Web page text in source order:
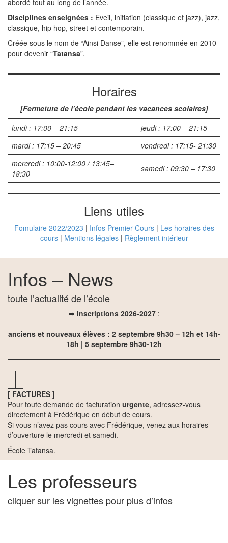
Disciplines enseignées : Eveil, initiation (classique et jazz), jazz,
classique, hip hop, street et contemporain.
Créée sous le nom de “Ainsi Danse”, elle est renommée en 2010
pour devenir “Tatansa”.
Horaires
[Fermeture de l’école pendant les vacances scolaires]
lundi : 17:00 – 21:15
jeudi : 17:00 – 21:15
mardi : 17:15 – 20:45
vendredi : 17:15- 21:30
mercredi : 10:00-12:00 / 13:45–
18:30
samedi : 09:30 – 17:30
Liens utiles
Fomulaire 2022/2023 | Infos Premier Cours| Les horaires des
cours| Mentions légales| Règlement intérieur
Infos – News
toute l’actualité de l’école
➡ Inscriptions 2026-2027:
anciens et nouveaux élèves : 2 septembre 9h30 – 12h et 14h-
18h | 5 septembre 9h30-12h
[ FACTURES ]
Pour toute demande de facturation urgente, adressez-vous
directement à Frédérique en début de cours.
Si vous n’avez pas cours avec Frédérique, venez aux horaires
d’ouverture le mercredi et samedi.
École Tatansa.
Les professeurs
cliquer sur les vignettes pour plus d’infos